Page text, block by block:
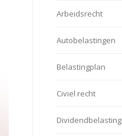
Arbeidsrecht
Autobelastingen
Belastingplan
Civiel recht
Dividendbelasting